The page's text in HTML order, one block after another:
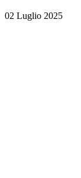
02 Luglio 2025